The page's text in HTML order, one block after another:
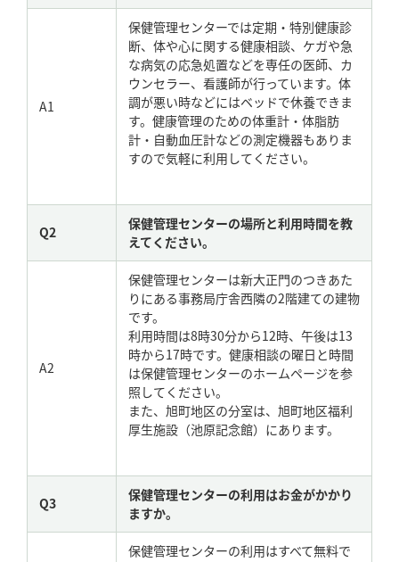
A1
保健管理センターでは定期・特別健康診
断、体や心に関する健康相談、ケガや急
な病気の応急処置などを専任の医師、カ
ウンセラー、看護師が行っています。体
調が悪い時などにはベッドで休養できま
す。健康管理のための体重計・体脂肪
計・自動血圧計などの測定機器もありま
すので気軽に利用してください。
Q2
保健管理センターの場所と利用時間を教
えてください。
A2
保健管理センターは新大正門のつきあた
りにある事務局庁舎西隣の2階建ての建物
です。
利用時間は8時30分から12時、午後は13
時から17時です。健康相談の曜日と時間
は保健管理センターのホームページを参
照してください。
また、旭町地区の分室は、旭町地区福利
厚生施設（池原記念館）にあります。
Q3
保健管理センターの利用はお金がかかり
ますか。
保健管理センターの利用はすべて無料で